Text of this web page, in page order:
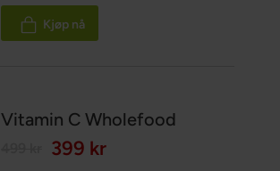
100%
Kjøp nå
Vitamin C Wholefood
399 kr